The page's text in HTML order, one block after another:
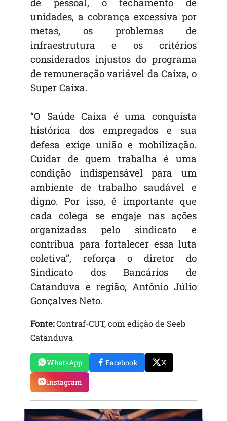
unidades, a cobrança excessiva por
metas, os problemas de
infraestrutura e os critérios
considerados injustos do programa
de remuneração variável da Caixa, o
Super Caixa.
“O Saúde Caixa é uma conquista
histórica dos empregados e sua
defesa exige união e mobilização.
Cuidar de quem trabalha é uma
condição indispensável para um
ambiente de trabalho saudável e
digno. Por isso, é importante que
cada colega se engaje nas ações
organizadas pelo sindicato e
contribua para fortalecer essa luta
coletiva”, reforça o diretor do
Sindicato dos Bancários de
Catanduva e região, Antônio Júlio
Gonçalves Neto.
Fonte:Contraf-CUT, com edição de Seeb
Catanduva
WhatsApp Facebook X
Instagram